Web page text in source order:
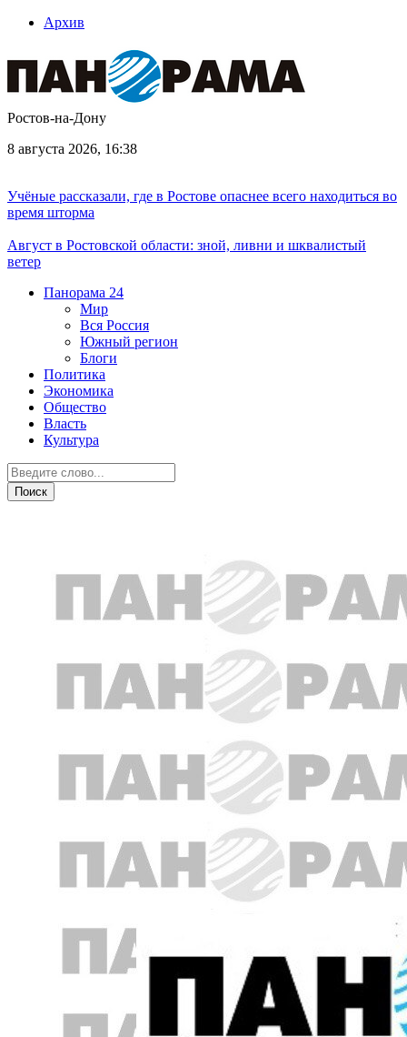
Архив
Ростов-на-Дону
8 августа 2026, 16:38
Учёные рассказали, где в Ростове опаснее всего находиться во
время шторма
Август в Ростовской области: зной, ливни и шквалистый
ветер
Панорама 24
Мир
Вся Россия
Южный регион
Блоги
Политика
Экономика
Общество
Власть
Культура